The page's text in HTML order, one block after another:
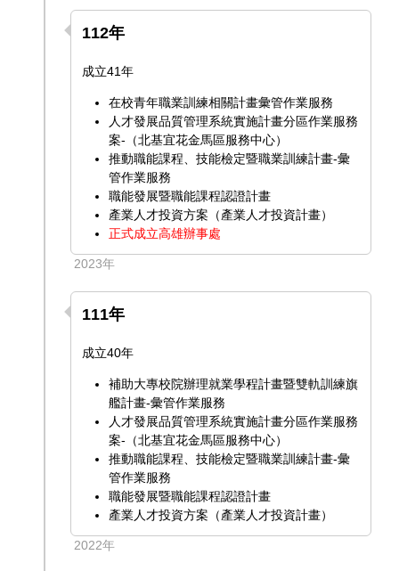
112年
成立41年
在校青年職業訓練相關計畫彙管作業服務
人才發展品質管理系統實施計畫分區作業服務
案-（北基宜花金馬區服務中心）
推動職能課程、技能檢定暨職業訓練計畫-彙
管作業服務
職能發展暨職能課程認證計畫
產業人才投資方案（產業人才投資計畫）
正式成立高雄辦事處
2023年
111年
成立40年
補助大專校院辦理就業學程計畫暨雙軌訓練旗
艦計畫-彙管作業服務
人才發展品質管理系統實施計畫分區作業服務
案-（北基宜花金馬區服務中心）
推動職能課程、技能檢定暨職業訓練計畫-彙
管作業服務
職能發展暨職能課程認證計畫
產業人才投資方案（產業人才投資計畫）
2022年